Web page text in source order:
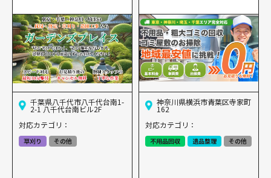
千葉県八千代市八千代台南1-
2-1 八千代台南ビル2F
対応カテゴリ：
草刈り その他
神奈川県横浜市青葉区寺家町
162
対応カテゴリ：
不用品回収 遺品整理 その他